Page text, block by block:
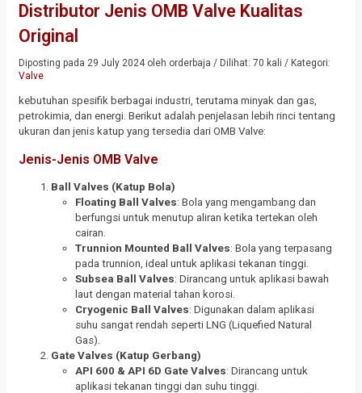
Distributor Jenis OMB Valve Kualitas
Original
Diposting pada 29 July 2024 oleh orderbaja / Dilihat: 70 kali / Kategori:
Valve
kebutuhan spesifik berbagai industri, terutama minyak dan gas,
petrokimia, dan energi. Berikut adalah penjelasan lebih rinci tentang
ukuran dan jenis katup yang tersedia dari OMB Valve:
Jenis-Jenis OMB Valve
Ball Valves (Katup Bola)
Floating Ball Valves: Bola yang mengambang dan
berfungsi untuk menutup aliran ketika tertekan oleh
cairan.
Trunnion Mounted Ball Valves: Bola yang terpasang
pada trunnion, ideal untuk aplikasi tekanan tinggi.
Subsea Ball Valves: Dirancang untuk aplikasi bawah
laut dengan material tahan korosi.
Cryogenic Ball Valves: Digunakan dalam aplikasi
suhu sangat rendah seperti LNG (Liquefied Natural
Gas).
Gate Valves (Katup Gerbang)
API 600 & API 6D Gate Valves: Dirancang untuk
aplikasi tekanan tinggi dan suhu tinggi.